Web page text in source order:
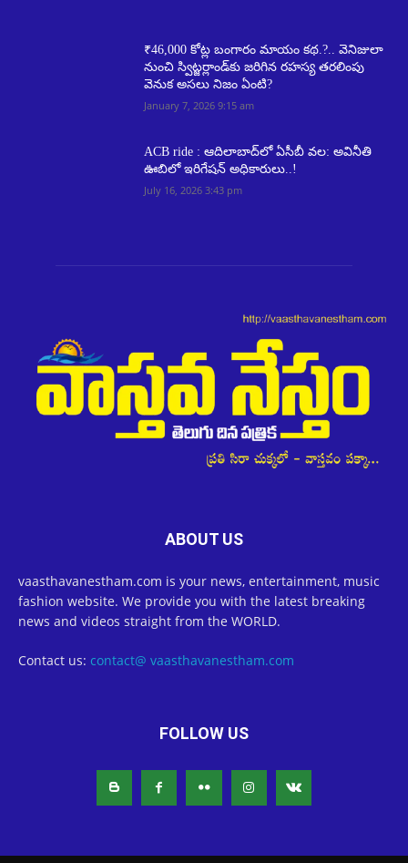
₹46,000 కోట్ల బంగారం మాయం కథ.?.. వెనిజులా
నుంచి స్విట్జర్లాండ్‌కు జరిగిన రహస్య తరలింపు
వెనుక అసలు నిజం ఏంటి?
January 7, 2026 9:15 am
ACB ride : ఆదిలాబాద్‌లో ఏసీబీ వల: అవినీతి
ఊబిలో ఇరిగేషన్ అధికారులు..!
July 16, 2026 3:43 pm
ABOUT US
vaasthavanestham.com is your news, entertainment, music
fashion website. We provide you with the latest breaking
news and videos straight from the WORLD.
Contact us: contact@ vaasthavanestham.com
FOLLOW US